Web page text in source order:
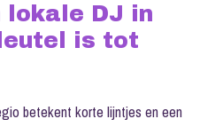
lokale DJ in
is tot
betekent korte lijntjes en een